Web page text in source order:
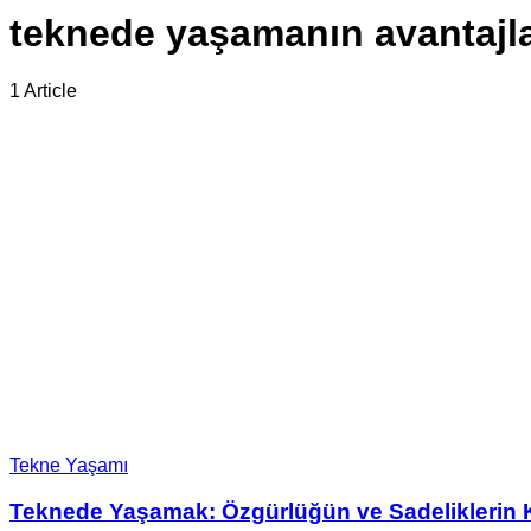
teknede yaşamanın
1 Article
Tekne Yaşamı
Teknede Yaşamak: Özgürlüğün ve Sadeliklerin